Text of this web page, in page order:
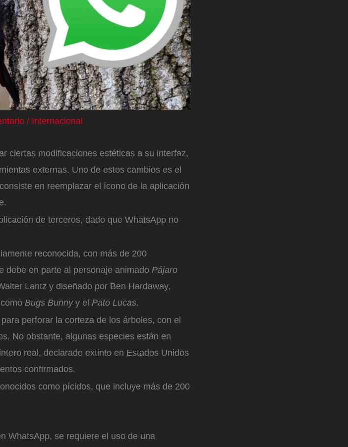
/ Internacional
ciertas modificaciones estéticas a su interfaz,
externas. Uno de estos cambios es el
en reemplazar el ícono de la aplicación
de terceros, dado que WhatsApp no
reconocida, con más de 200
debe en parte al personaje animado Pájaro
Lantz y diseñado por Ben Hardaway,
Bugs Bunnyy el Pato Lucas.
perforar la corteza de los árboles, con el
No obstante, algunas especies están en
real, declarado extinto en Estados Unidos
confirmados.
como pícidos, que incluye más de 200
WhatsApp, se requiere el uso de una